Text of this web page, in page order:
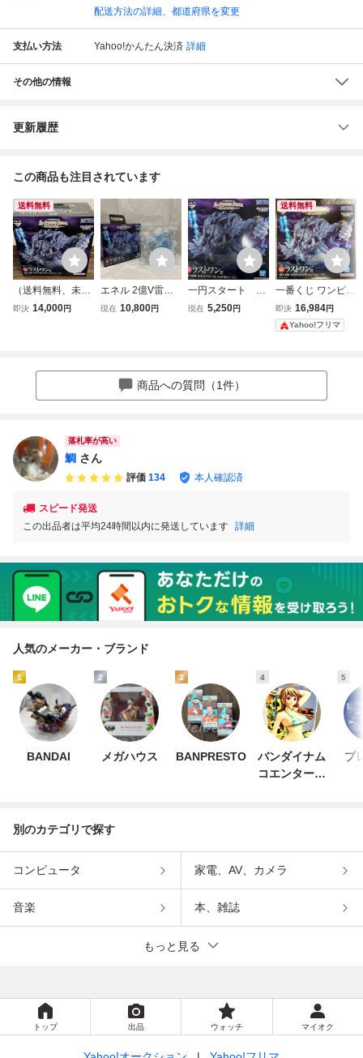
配送方法の詳細、都道府県を変更
支払い方法 Yahoo!かんたん決済 詳細
その他の情報
更新履歴
この商品も注目されています
送料無料
（送料無料、未開
封）一番くじ ワン
即決 14,000円
エネル 2億V雷神
MASTERLISE EX
e 偉大なる航路へ
M0731
現在 10,800円
一円スタート ラ
ストワン賞 ワンピ
attle 2億V雷神
現在 5,250円
送料無料
一番くじ ワンピー
ス 偉大なる航路へ
ラストワン賞 2億
V雷神 MASTERLI
即決 16,984円
Yahoo!フリマ
商品への質問（1件）
落札率が高い
鯛 さん
評価 134 本人確認済
スピード発送
この出品者は平均24時間以内に発送しています 詳細
人気のメーカー・ブランド
1
BANDAI
2
メガハウス
3
BANPRESTO
4
バンダイナム
コエンターテ
5
プ
別のカテゴリで探す
コンピュータ 家電、AV、カメラ
音楽 本、雑誌
もっと見る
トップ 出品 ウォッチ マイオク